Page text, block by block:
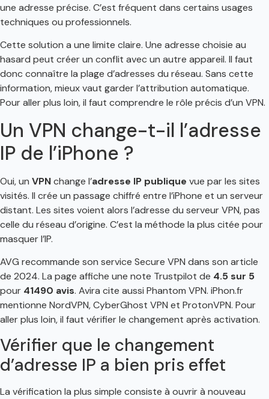
une adresse précise. C’est fréquent dans certains usages
techniques ou professionnels.
Cette solution a une limite claire. Une adresse choisie au
hasard peut créer un conflit avec un autre appareil. Il faut
donc connaître la plage d’adresses du réseau. Sans cette
information, mieux vaut garder l’attribution automatique.
Pour aller plus loin, il faut comprendre le rôle précis d’un VPN.
Un VPN change-t-il l’adresse
IP de l’iPhone ?
Oui, un VPNchange l’adresse IP publique vue par les sites
visités. Il crée un passage chiffré entre l’iPhone et un serveur
distant. Les sites voient alors l’adresse du serveur VPN, pas
celle du réseau d’origine. C’est la méthode la plus citée pour
masquer l’IP.
AVG recommande son service Secure VPN dans son article
de 2024. La page affiche une note Trustpilot de 4.5 sur 5
pour 41490 avis. Avira cite aussi Phantom VPN. iPhon.fr
mentionne NordVPN, CyberGhost VPN et ProtonVPN. Pour
aller plus loin, il faut vérifier le changement après activation.
Vérifier que le changement
d’adresse IP a bien pris effet
La vérification la plus simple consiste à ouvrir à nouveau